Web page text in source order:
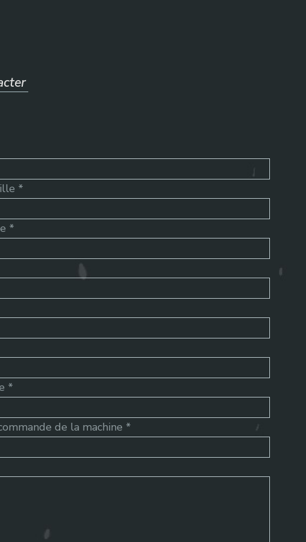
*
*
*
de la machine *